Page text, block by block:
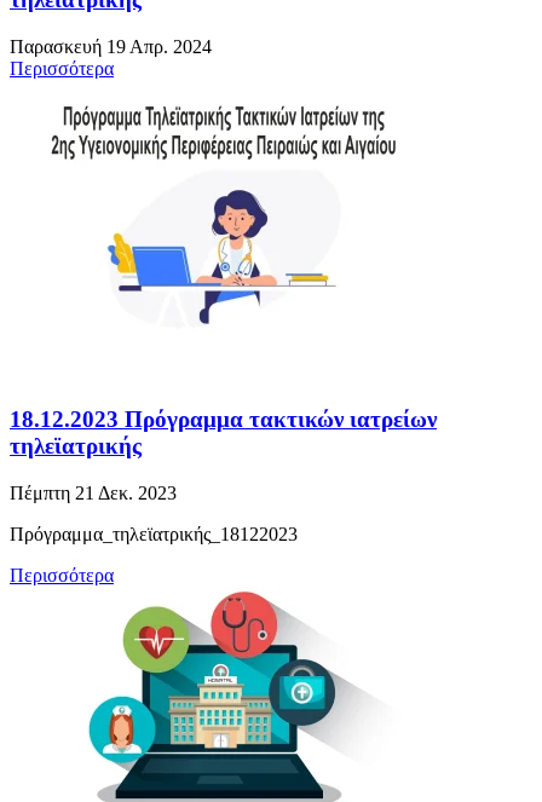
Παρασκευή 19 Απρ. 2024
Περισσότερα
18.12.2023 Πρόγραμμα τακτικών ιατρείων
τηλεϊατρικής
Πέμπτη 21 Δεκ. 2023
Πρόγραμμα_τηλεϊατρικής_18122023
Περισσότερα